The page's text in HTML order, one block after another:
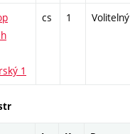
1
cs 1 Volitelný